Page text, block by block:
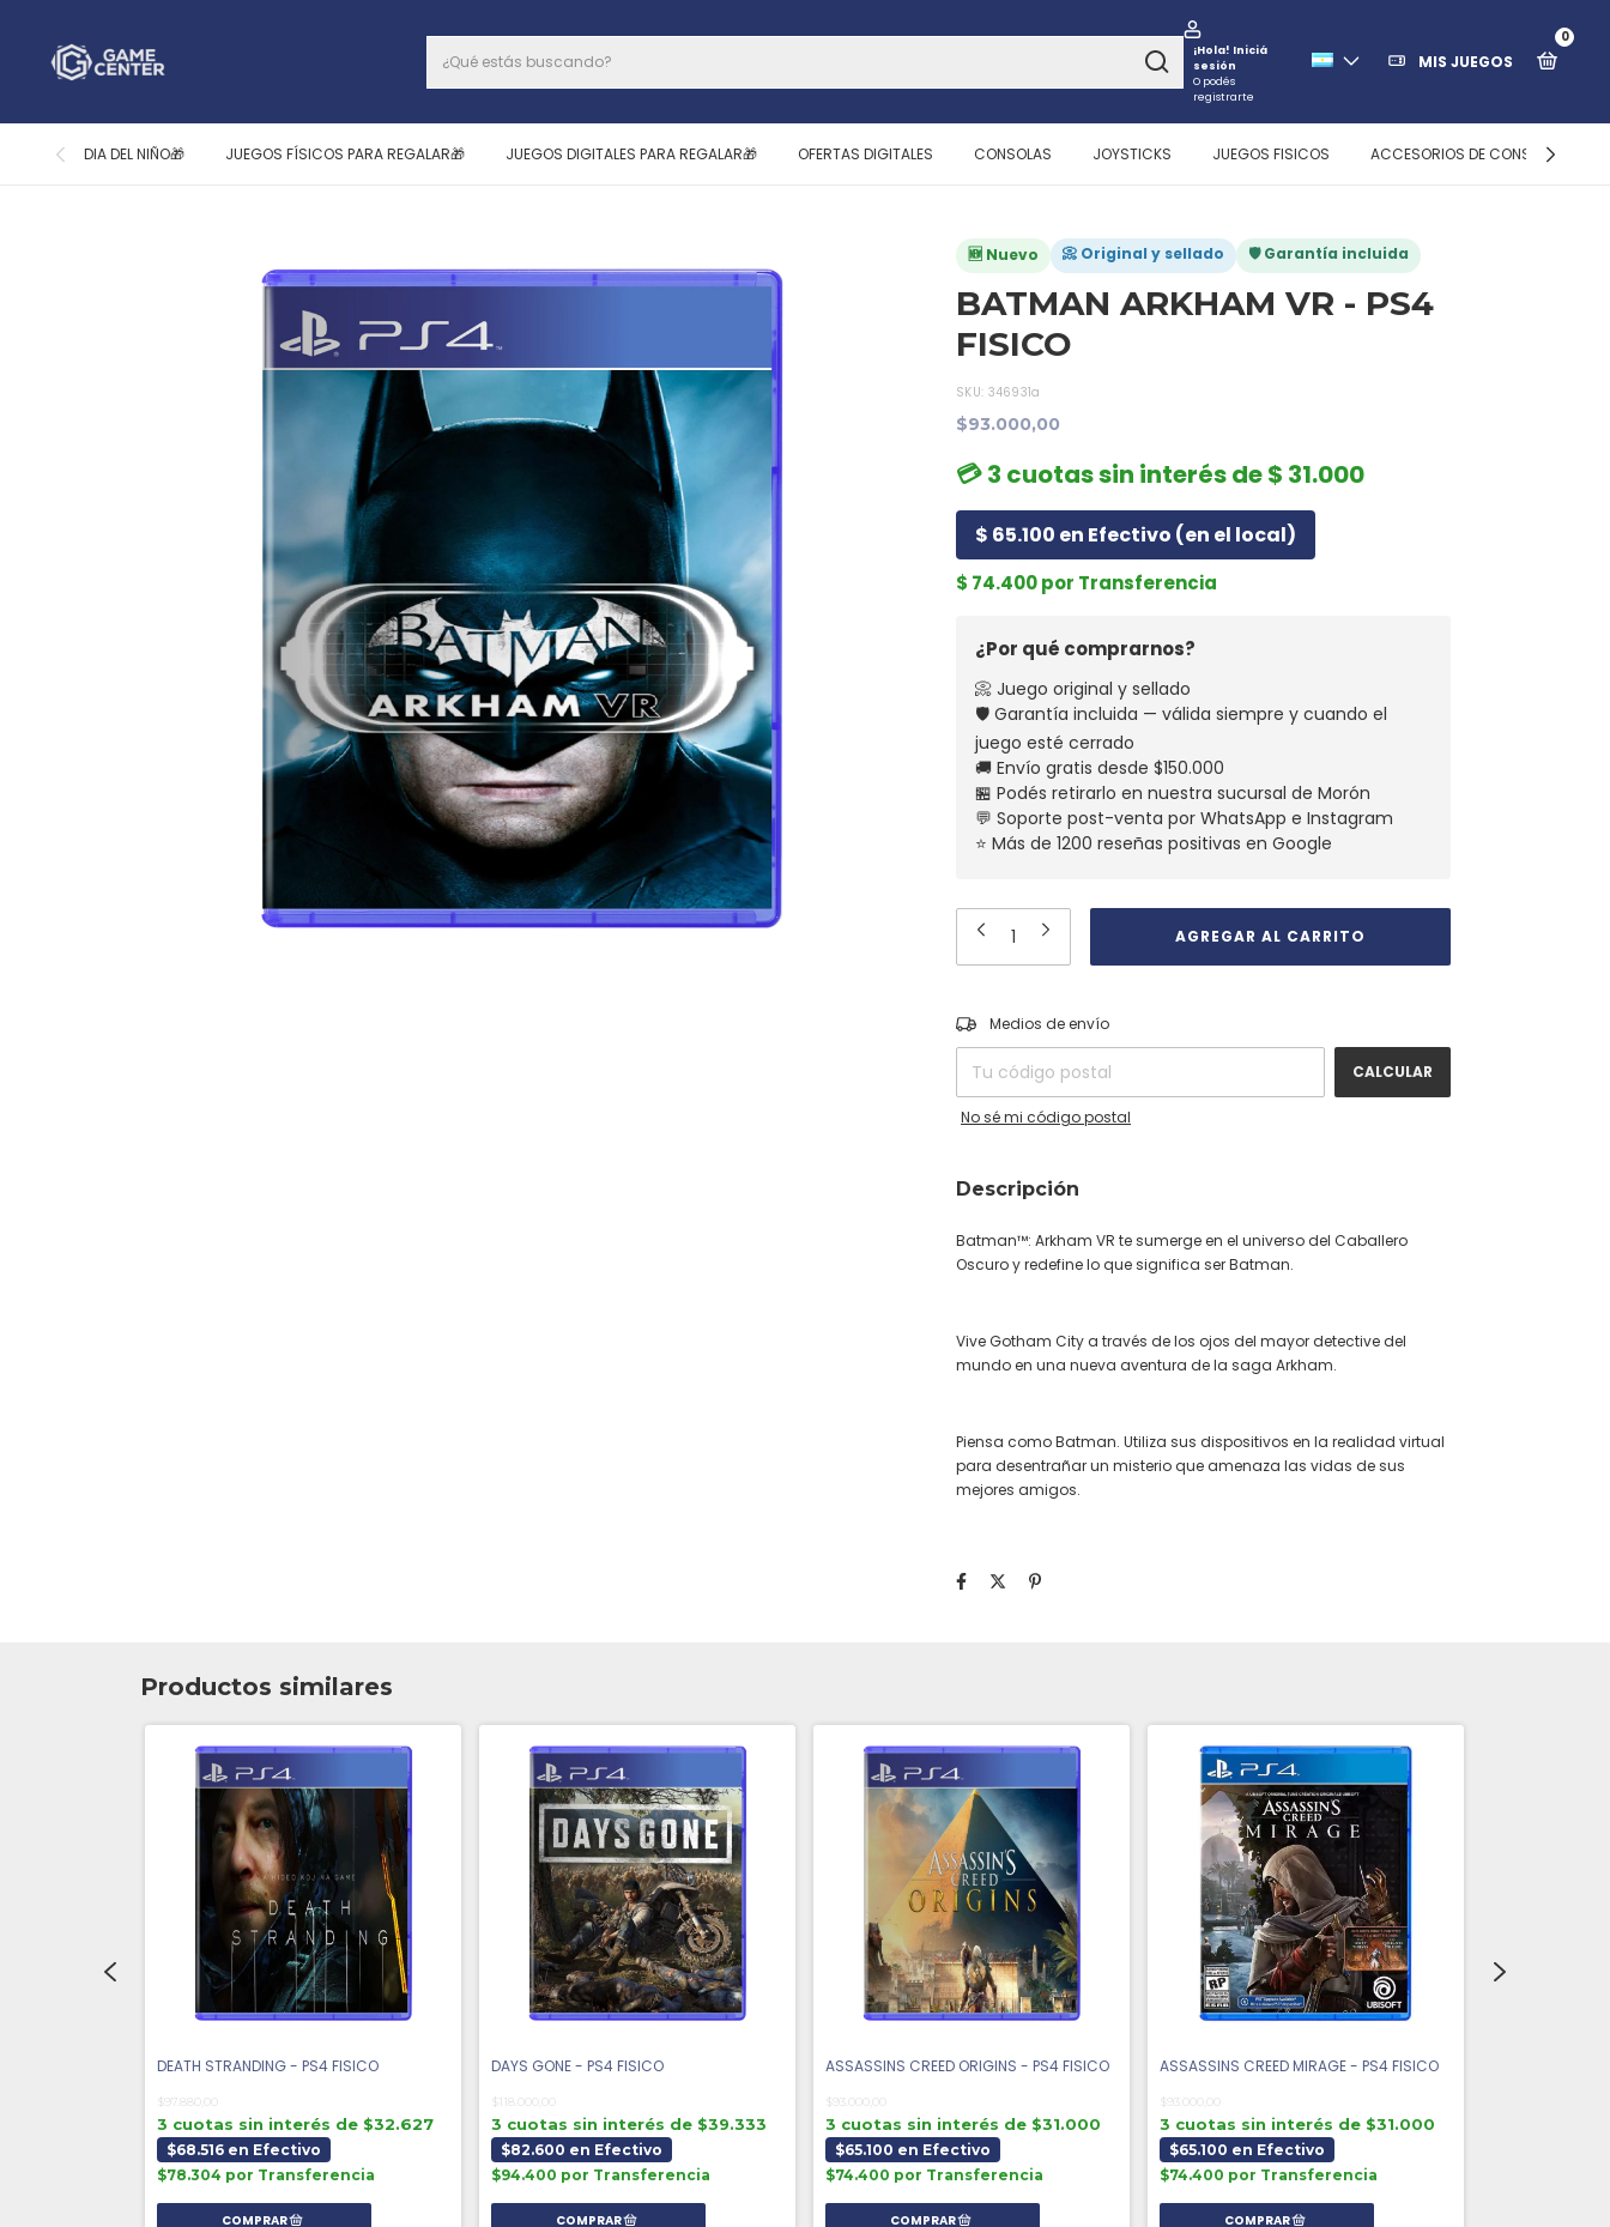
¡Hola! Iniciá
sesión
O podés
registrarte
MIS JUEGOS
0
DIA DEL NIÑO🎁 JUEGOS FÍSICOS PARA REGALAR🎁 JUEGOS DIGITALES PARA REGALAR🎁 OFERTAS DIGITALES CONSOLAS JOYSTICKS JUEGOS FISICOS ACCESORIOS DE CONSOLAS
🆕 Nuevo 📀 Original y sellado 🛡️ Garantía incluida
BATMAN ARKHAM VR - PS4
FISICO
SKU: 346931a
$93.000,00
💳 3 cuotas sin interés de $ 31.000
$ 65.100 en Efectivo (en el local)
$ 74.400 por Transferencia
¿Por qué comprarnos?
📀 Juego original y sellado
🛡️ Garantía incluida — válida siempre y cuando el
juego esté cerrado
🚚 Envío gratis desde $150.000
🏪 Podés retirarlo en nuestra sucursal de Morón
💬 Soporte post-venta por WhatsApp e Instagram
⭐ Más de 1200 reseñas positivas en Google
Entregas para el CP:
Medios de envío
CALCULAR
No sé mi código postal
Descripción
Batman™: Arkham VR te sumerge en el universo del Caballero
Oscuro y redefine lo que significa ser Batman.
Vive Gotham City a través de los ojos del mayor detective del
mundo en una nueva aventura de la saga Arkham.
Piensa como Batman. Utiliza sus dispositivos en la realidad virtual
para desentrañar un misterio que amenaza las vidas de sus
mejores amigos.
Productos similares
DEATH STRANDING - PS4 FISICO
$97.880,00
3 cuotas sin interés de $32.627
$68.516 en Efectivo
$78.304 por Transferencia
DAYS GONE - PS4 FISICO
$118.000,00
3 cuotas sin interés de $39.333
$82.600 en Efectivo
$94.400 por Transferencia
ASSASSINS CREED ORIGINS - PS4 FISICO
$93.000,00
3 cuotas sin interés de $31.000
$65.100 en Efectivo
$74.400 por Transferencia
ASSASSINS CREED MIRAGE - PS4 FISICO
$93.000,00
3 cuotas sin interés de $31.000
$65.100 en Efectivo
$74.400 por Transferencia